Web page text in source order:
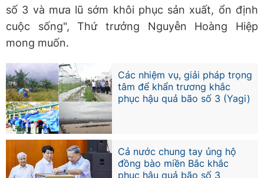
số 3 và mưa lũ sớm khôi phục sản xuất, ổn định
cuộc sống", Thứ trưởng Nguyễn Hoàng Hiệp
mong muốn.
Các nhiệm vụ, giải pháp trọng
tâm để khẩn trương khắc
phục hậu quả bão số 3 (Yagi)
Cả nước chung tay ủng hộ
đồng bào miền Bắc khắc
phục hậu quả bão số 3